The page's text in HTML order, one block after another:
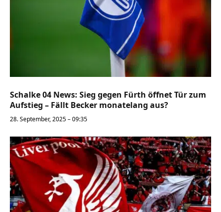
Schalke 04 News: Sieg gegen Fürth öffnet Tür zum
Aufstieg – Fällt Becker monatelang aus?
28. September, 2025 – 09:35